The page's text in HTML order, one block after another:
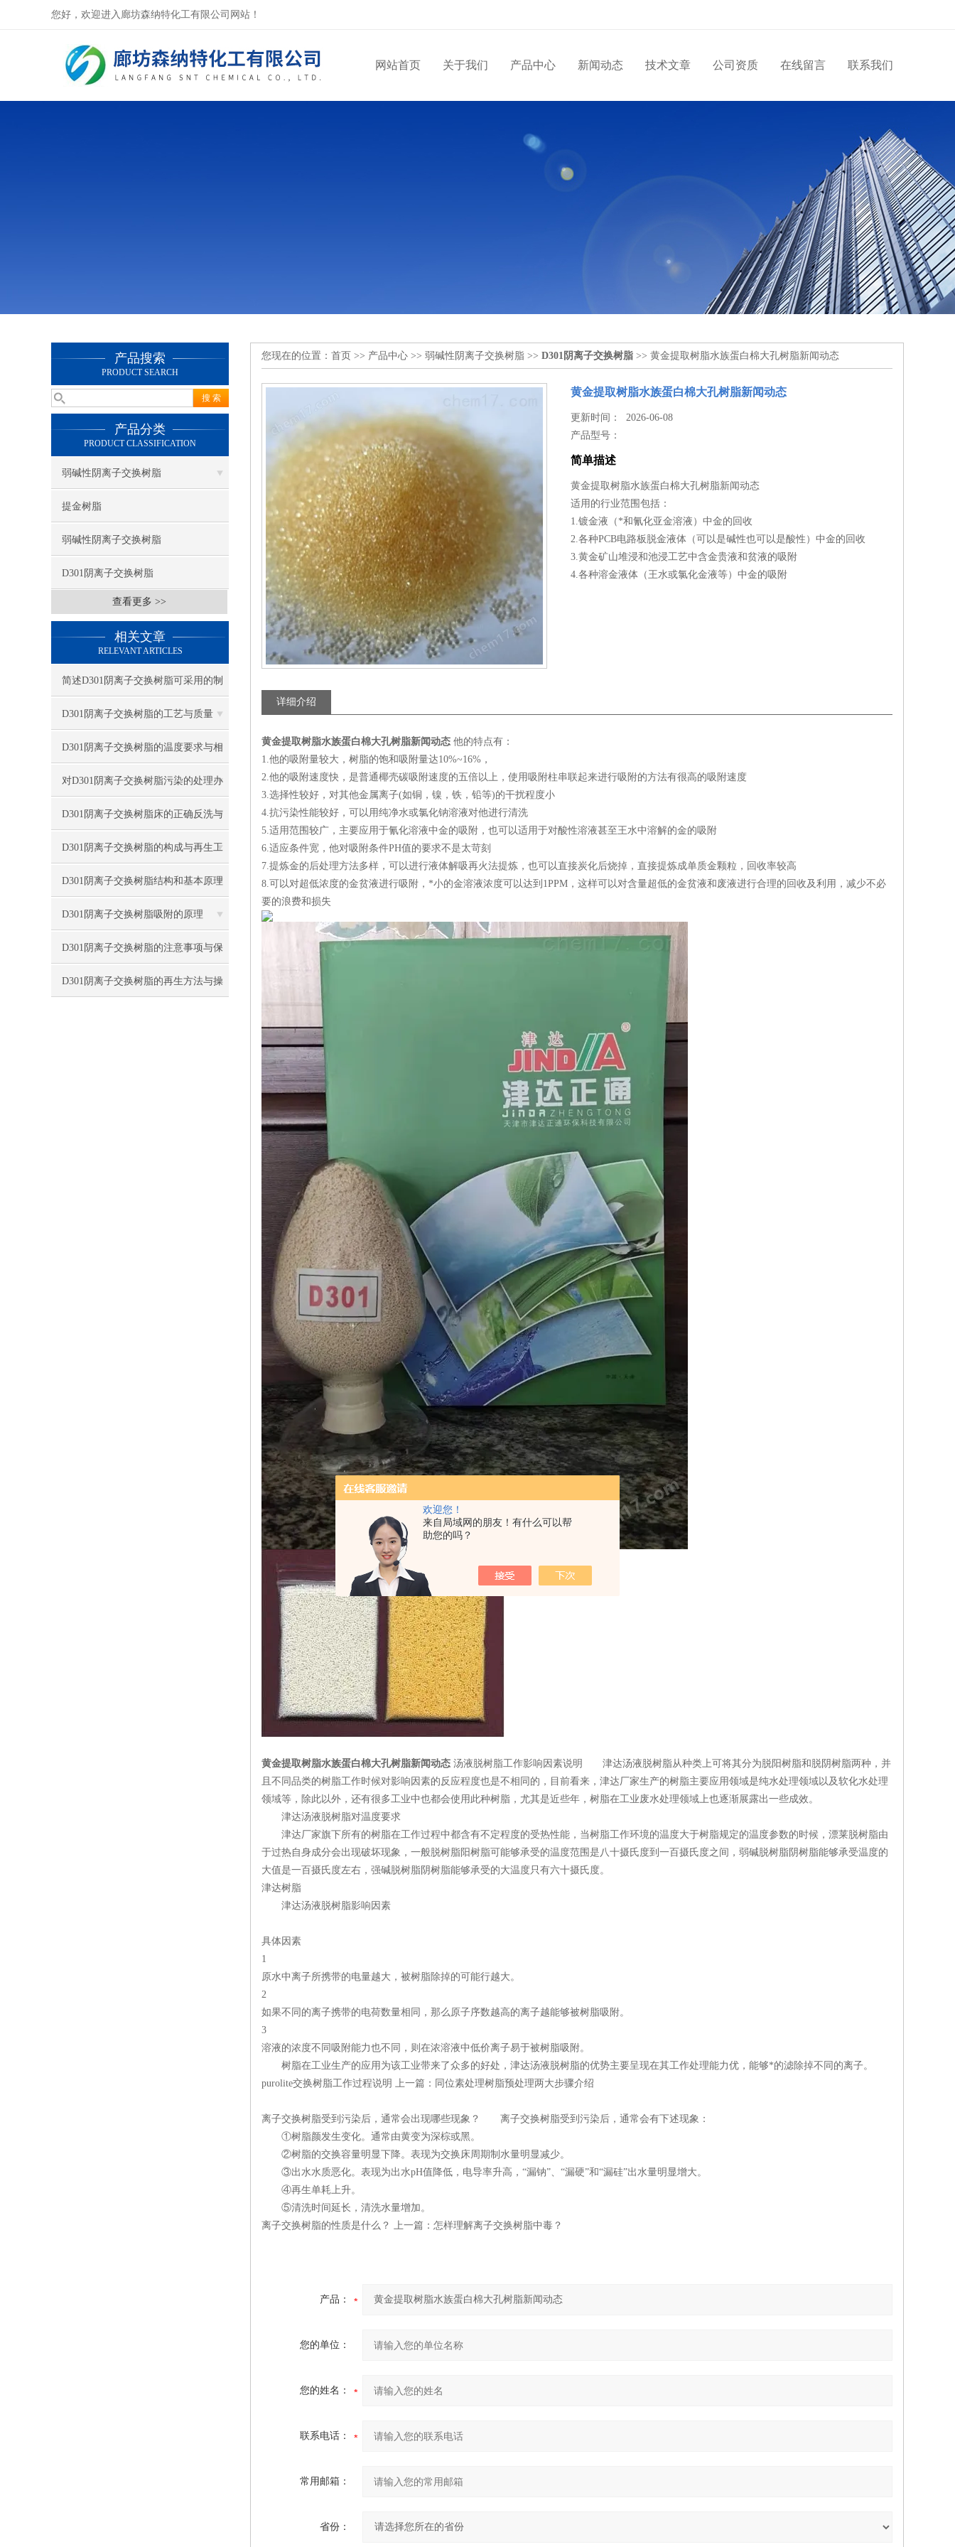
欢迎您！
来自局域网的朋友！有什么可以帮
助您的吗？
您好，欢迎进入廊坊森纳特化工有限公司网站！
网站首页 关于我们 产品中心 新闻动态 技术文章 公司资质 在线留言 联系我们
产品搜索
PRODUCT SEARCH
产品分类
PRODUCT CLASSIFICATION
弱碱性阴离子交换树脂
提金树脂
弱碱性阴离子交换树脂
D301阴离子交换树脂
查看更多 >>
相关文章
RELEVANT ARTICLES
简述D301阴离子交换树脂可采用的制
备方法
D301阴离子交换树脂的工艺与质量
D301阴离子交换树脂的温度要求与相
关因素
对D301阴离子交换树脂污染的处理办
法及防止措施
D301阴离子交换树脂床的正确反洗与
再生方法
D301阴离子交换树脂的构成与再生工
艺
D301阴离子交换树脂结构和基本原理
D301阴离子交换树脂吸附的原理
D301阴离子交换树脂的注意事项与保
存方法
D301阴离子交换树脂的再生方法与操
您现在的位置： 首页 >> 产品中心 >> 弱碱性阴离子交换树脂 >> D301阴离子交换树脂 >> 黄金提取树脂水族蛋白棉大孔树脂新闻动态
黄金提取树脂水族蛋白棉大孔树脂新闻动态
更新时间： 2026-06-08
产品型号：
简单描述
黄金提取树脂水族蛋白棉大孔树脂新闻动态
适用的行业范围包括：
1.镀金液（*和氰化亚金溶液）中金的回收
2.各种PCB电路板脱金液体（可以是碱性也可以是酸性）中金的回收
3.黄金矿山堆浸和池浸工艺中含金贵液和贫液的吸附
4.各种溶金液体（王水或氯化金液等）中金的吸附
详细介绍
黄金提取树脂水族蛋白棉大孔树脂新闻动态 他的特点有：
1.他的吸附量较大，树脂的饱和吸附量达10%~16%，
2.他的吸附速度快，是普通椰壳碳吸附速度的五倍以上，使用吸附柱串联起来进行吸附的方法有很高的吸附速度
3.选择性较好，对其他金属离子(如铜，镍，铁，铅等)的干扰程度小
4.抗污染性能较好，可以用纯净水或氯化钠溶液对他进行清洗
5.适用范围较广，主要应用于氰化溶液中金的吸附，也可以适用于对酸性溶液甚至王水中溶解的金的吸附
6.适应条件宽，他对吸附条件PH值的要求不是太苛刻
7.提炼金的后处理方法多样，可以进行液体解吸再火法提炼，也可以直接炭化后烧掉，直接提炼成单质金颗粒，回收率较高
8.可以对超低浓度的金贫液进行吸附，*小的金溶液浓度可以达到1PPM，这样可以对含量超低的金贫液和废液进行合理的回收及利用，减少不必
要的浪费和损失
黄金提取树脂水族蛋白棉大孔树脂新闻动态 汤液脱树脂工作影响因素说明 津达汤液脱树脂从种类上可将其分为脱阳树脂和脱阴树脂两种，并
且不同品类的树脂工作时候对影响因素的反应程度也是不相同的，目前看来，津达厂家生产的树脂主要应用领域是纯水处理领域以及软化水处理
领域等，除此以外，还有很多工业中也都会使用此种树脂，尤其是近些年，树脂在工业废水处理领域上也逐渐展露出一些成效。
津达汤液脱树脂对温度要求
津达厂家旗下所有的树脂在工作过程中都含有不定程度的受热性能，当树脂工作环境的温度大于树脂规定的温度参数的时候，漂莱脱树脂由
于过热自身成分会出现破坏现象，一般脱树脂阳树脂可能够承受的温度范围是八十摄氏度到一百摄氏度之间，弱碱脱树脂阴树脂能够承受温度的
大值是一百摄氏度左右，强碱脱树脂阴树脂能够承受的大温度只有六十摄氏度。
津达树脂
津达汤液脱树脂影响因素
具体因素
1
原水中离子所携带的电量越大，被树脂除掉的可能行越大。
2
如果不同的离子携带的电荷数量相同，那么原子序数越高的离子越能够被树脂吸附。
3
溶液的浓度不同吸附能力也不同，则在浓溶液中低价离子易于被树脂吸附。
树脂在工业生产的应用为该工业带来了众多的好处，津达汤液脱树脂的优势主要呈现在其工作处理能力优，能够*的滤除掉不同的离子。
purolite交换树脂工作过程说明 上一篇：同位素处理树脂预处理两大步骤介绍
离子交换树脂受到污染后，通常会出现哪些现象？ 离子交换树脂受到污染后，通常会有下述现象：
①树脂颜发生变化。通常由黄变为深棕或黑。
②树脂的交换容量明显下降。表现为交换床周期制水量明显减少。
③出水水质恶化。表现为出水pH值降低，电导率升高，“漏钠”、“漏硬”和“漏硅”出水量明显增大。
④再生单耗上升。
⑤清洗时间延长，清洗水量增加。
离子交换树脂的性质是什么？ 上一篇：怎样理解离子交换树脂中毒？
产品：
您的单位：
您的姓名：
联系电话：
常用邮箱：
省份：